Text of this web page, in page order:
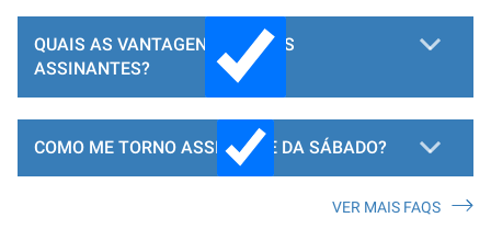
QUAIS AS VANTAGENS PARA OS
ASSINANTES?
COMO ME TORNO ASSINANTE DA SÁBADO?
VER MAIS FAQS